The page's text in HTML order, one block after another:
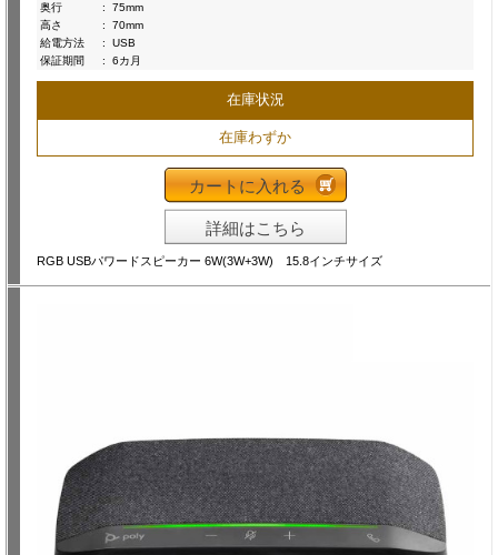
奥行
:
75mm
高さ
:
70mm
給電方法
:
USB
保証期間
: 6カ月
在庫状況
在庫わずか
カートに入れる
詳細はこちら
RGB USBパワードスピーカー 6W(3W+3W) 15.8インチサイズ